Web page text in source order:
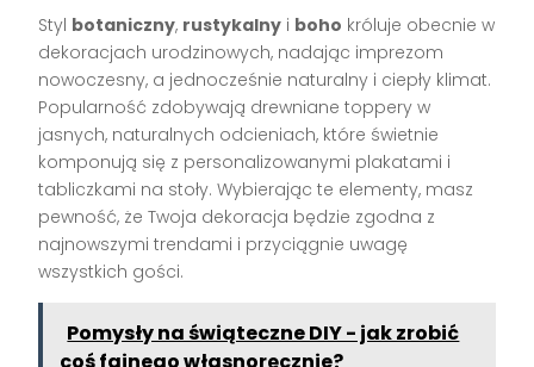
Styl botaniczny, rustykalny i boho króluje obecnie w
dekoracjach urodzinowych, nadając imprezom
nowoczesny, a jednocześnie naturalny i ciepły klimat.
Popularność zdobywają drewniane toppery w
jasnych, naturalnych odcieniach, które świetnie
komponują się z personalizowanymi plakatami i
tabliczkami na stoły. Wybierając te elementy, masz
pewność, że Twoja dekoracja będzie zgodna z
najnowszymi trendami i przyciągnie uwagę
wszystkich gości.
Pomysły na świąteczne DIY - jak zrobić